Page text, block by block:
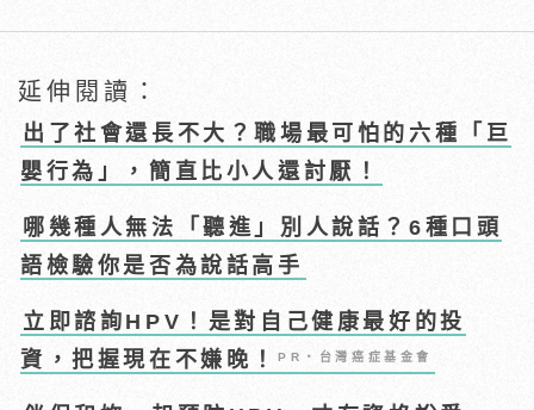
延伸閱讀：
出了社會還長不大？職場最可怕的六種「巨
嬰行為」，簡直比小人還討厭！
哪幾種人無法「聽進」別人說話？6種口頭
語檢驗你是否為說話高手
立即諮詢HPV！是對自己健康最好的投
資，把握現在不嫌晚！PR・台灣癌症基金會